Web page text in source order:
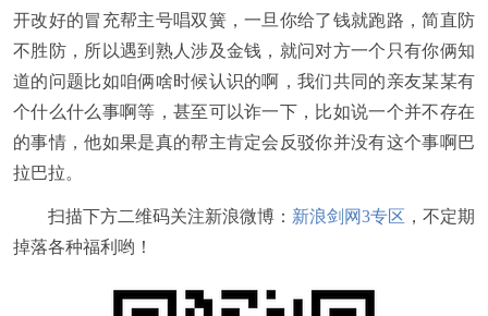
开改好的冒充帮主号唱双簧，一旦你给了钱就跑路，简直防
不胜防，所以遇到熟人涉及金钱，就问对方一个只有你俩知
道的问题比如咱俩啥时候认识的啊，我们共同的亲友某某有
个什么什么事啊等，甚至可以诈一下，比如说一个并不存在
的事情，他如果是真的帮主肯定会反驳你并没有这个事啊巴
拉巴拉。
扫描下方二维码关注新浪微博： 新浪剑网3专区 ，不定期
掉落各种福利哟！